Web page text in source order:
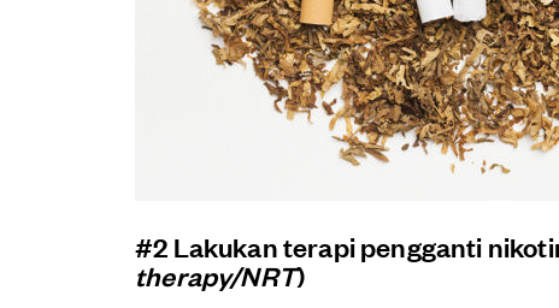
#2 Lakukan terapi pengganti
therapy/NRT)